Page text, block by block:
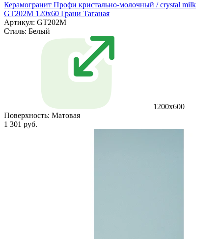
Керамогранит Профи кристально-молочный / crystal milk
GT202M 120х60 Грани Таганая
Артикул: GT202M
Стиль: Белый
1200х600
Поверхность: Матовая
1 301 руб.